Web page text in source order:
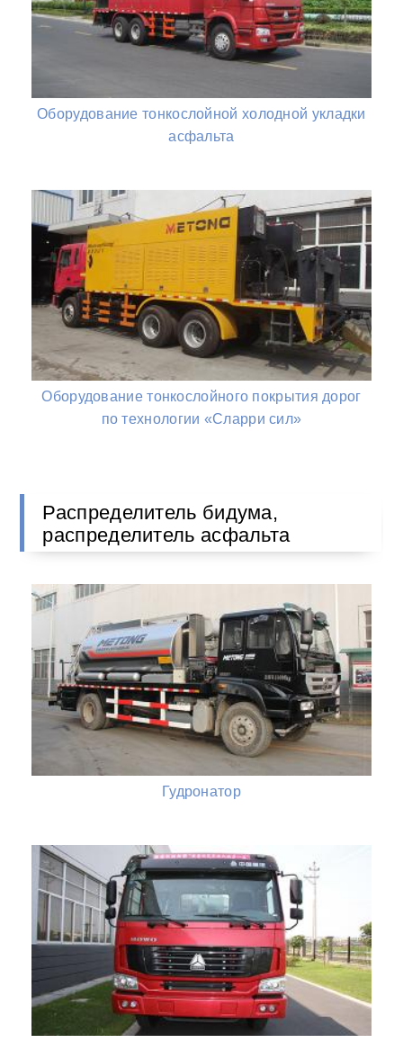
Оборудование тонкослойной холодной укладки
асфальта
Оборудование тонкослойного покрытия дорог
по технологии «Сларри сил»
Распределитель бидума,
распределитель асфальта
Гудронатор